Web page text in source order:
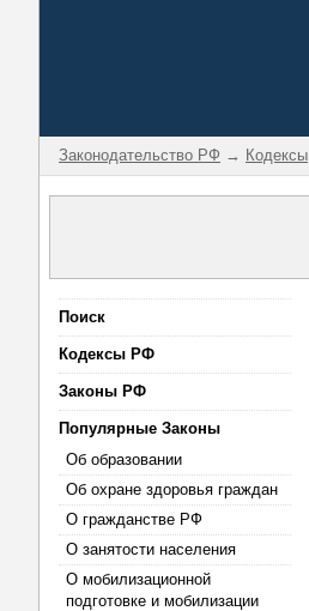
Законодательство РФ → Кодексы
Поиск
Кодексы РФ
Законы РФ
Популярные Законы
Об образовании
Об охране здоровья граждан
О гражданстве РФ
О занятости населения
О мобилизационной
подготовке и мобилизации